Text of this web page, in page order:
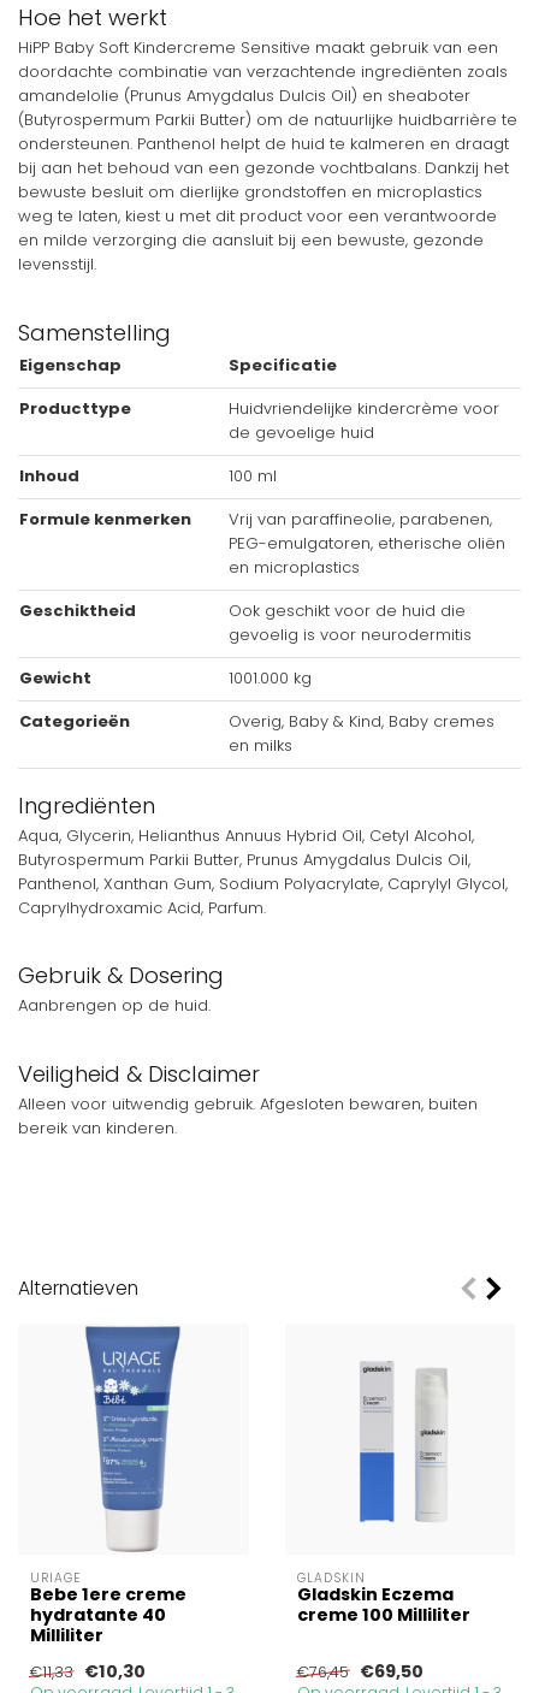
Hoe het werkt
HiPP Baby Soft Kindercreme Sensitive maakt gebruik van een
doordachte combinatie van verzachtende ingrediënten zoals
amandelolie (Prunus Amygdalus Dulcis Oil) en sheaboter
(Butyrospermum Parkii Butter) om de natuurlijke huidbarrière te
ondersteunen. Panthenol helpt de huid te kalmeren en draagt
bij aan het behoud van een gezonde vochtbalans. Dankzij het
bewuste besluit om dierlijke grondstoffen en microplastics
weg te laten, kiest u met dit product voor een verantwoorde
en milde verzorging die aansluit bij een bewuste, gezonde
levensstijl.
Samenstelling
Eigenschap
Specificatie
Producttype
Huidvriendelijke kindercrème voor
de gevoelige huid
Inhoud
100 ml
Formule kenmerken
Vrij van paraffineolie, parabenen,
PEG-emulgatoren, etherische oliën
en microplastics
Geschiktheid
Ook geschikt voor de huid die
gevoelig is voor neurodermitis
Gewicht
1001.000 kg
Categorieën
Overig, Baby & Kind, Baby cremes
en milks
Ingrediënten
Aqua, Glycerin, Helianthus Annuus Hybrid Oil, Cetyl Alcohol,
Butyrospermum Parkii Butter, Prunus Amygdalus Dulcis Oil,
Panthenol, Xanthan Gum, Sodium Polyacrylate, Caprylyl Glycol,
Caprylhydroxamic Acid, Parfum.
Gebruik & Dosering
Aanbrengen op de huid.
Veiligheid & Disclaimer
Alleen voor uitwendig gebruik. Afgesloten bewaren, buiten
bereik van kinderen.
Alternatieven
URIAGE
Bebe 1ere creme
hydratante 40
Milliliter
€11,33 €10,30
GLADSKIN
Gladskin Eczema
creme 100 Milliliter
€76,45 €69,50